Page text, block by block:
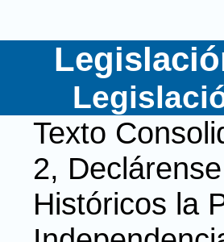
Texto
2,
Históricos la